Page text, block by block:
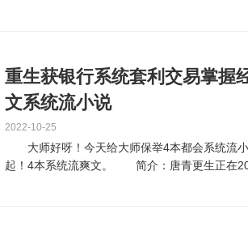
重生获银行系统套利交易掌握
文系统流小说
2022-10-25
大师好呀！今天给大师保举4本都会系统流小
起！4本系统流爽文。 简介：唐青更生正在